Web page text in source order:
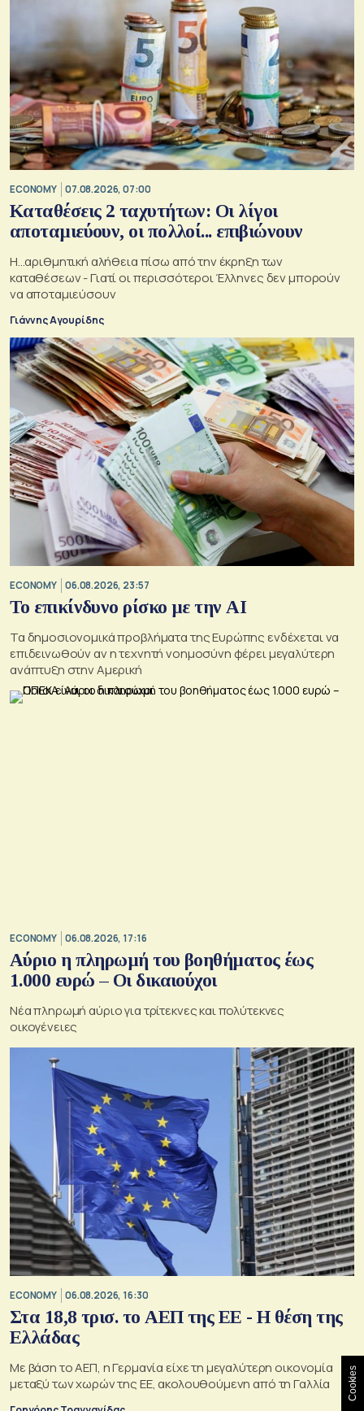
ECONOMY 07.08.2026, 07:00
Καταθέσεις 2 ταχυτήτων: Οι λίγοι
αποταμιεύουν, οι πολλοί... επιβιώνουν
Η...αριθμητική αλήθεια πίσω από την έκρηξη των
καταθέσεων - Γιατί οι περισσότεροι Έλληνες δεν μπορούν
να αποταμιεύσουν
Γιάννης Αγουρίδης
ECONOMY 06.08.2026, 23:57
Το επικίνδυνο ρίσκο με την ΑΙ
Τα δημοσιονομικά προβλήματα της Ευρώπης ενδέχεται να
επιδεινωθούν αν η τεχνητή νοημοσύνη φέρει μεγαλύτερη
ανάπτυξη στην Αμερική
ECONOMY 06.08.2026, 17:16
Αύριο η πληρωμή του βοηθήματος έως
1.000 ευρώ – Oι δικαιούχοι
Νέα πληρωμή αύριο για τρίτεκνες και πολύτεκνες
οικογένειες
ECONOMY 06.08.2026, 16:30
Στα 18,8 τρισ. το ΑΕΠ της ΕΕ - Η θέση της
Ελλάδας
Με βάση το ΑΕΠ, η Γερμανία είχε τη μεγαλύτερη οικονομία
μεταξύ των χωρών της ΕΕ, ακολουθούμενη από τη Γαλλία
Cookies